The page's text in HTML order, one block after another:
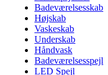
Badeværelsesskab
Højskab
Vaskeskab
Underskab
Håndvask
Badeværelsesspejl
LED Spejl